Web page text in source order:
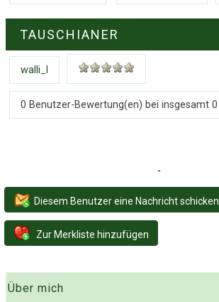
TAUSCHIANER
walli_l
0 Benutzer-Bewertung(en) bei insgesamt 0
-
Diesem Benutzer eine Nachricht schicken
Zur Merkliste hinzufügen
Über mich